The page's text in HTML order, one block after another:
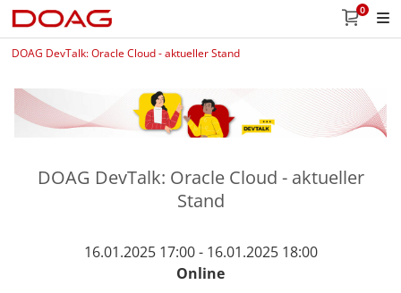
0
DOAG DevTalk: Oracle Cloud - aktueller Stand
DOAG DevTalk: Oracle Cloud - aktueller
Stand
16.01.2025 17:00 - 16.01.2025 18:00
Online